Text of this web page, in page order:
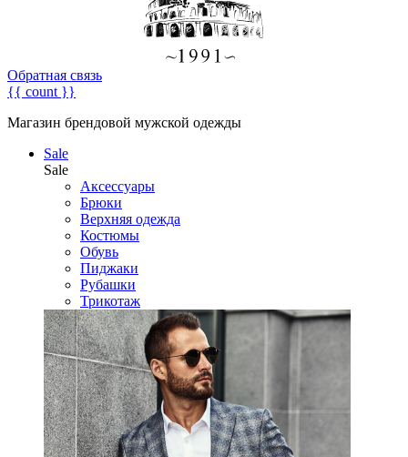
Обратная связь
{{ count }}
Магазин брендовой мужской одежды
Sale
Sale
Аксессуары
Брюки
Верхняя одежда
Костюмы
Обувь
Пиджаки
Рубашки
Трикотаж